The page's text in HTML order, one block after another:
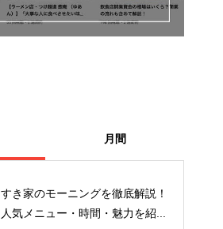
月間
すき家のモーニングを徹底解説！
人気メニュー・時間・魅力を紹...